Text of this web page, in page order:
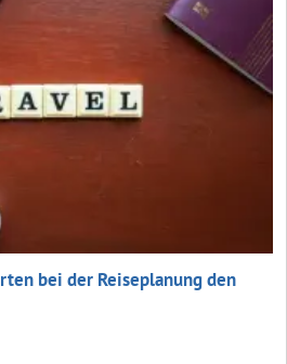
bei der Reiseplanung den